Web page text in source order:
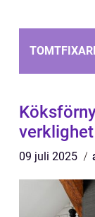
verklighet
09 juli 2025